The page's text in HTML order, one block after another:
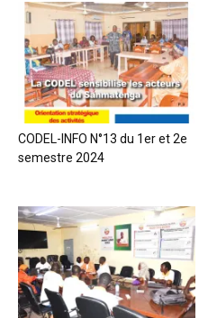
CODEL-INFO N°13 du 1er et 2e
semestre 2024